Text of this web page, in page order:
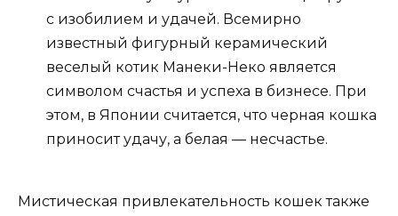
с изобилием и удачей. Всемирно
известный фигурный керамический
веселый котик Манеки-Неко является
символом счастья и успеха в бизнесе. При
этом, в Японии считается, что черная кошка
приносит удачу, а белая — несчастье.
Мистическая привлекательность кошек также